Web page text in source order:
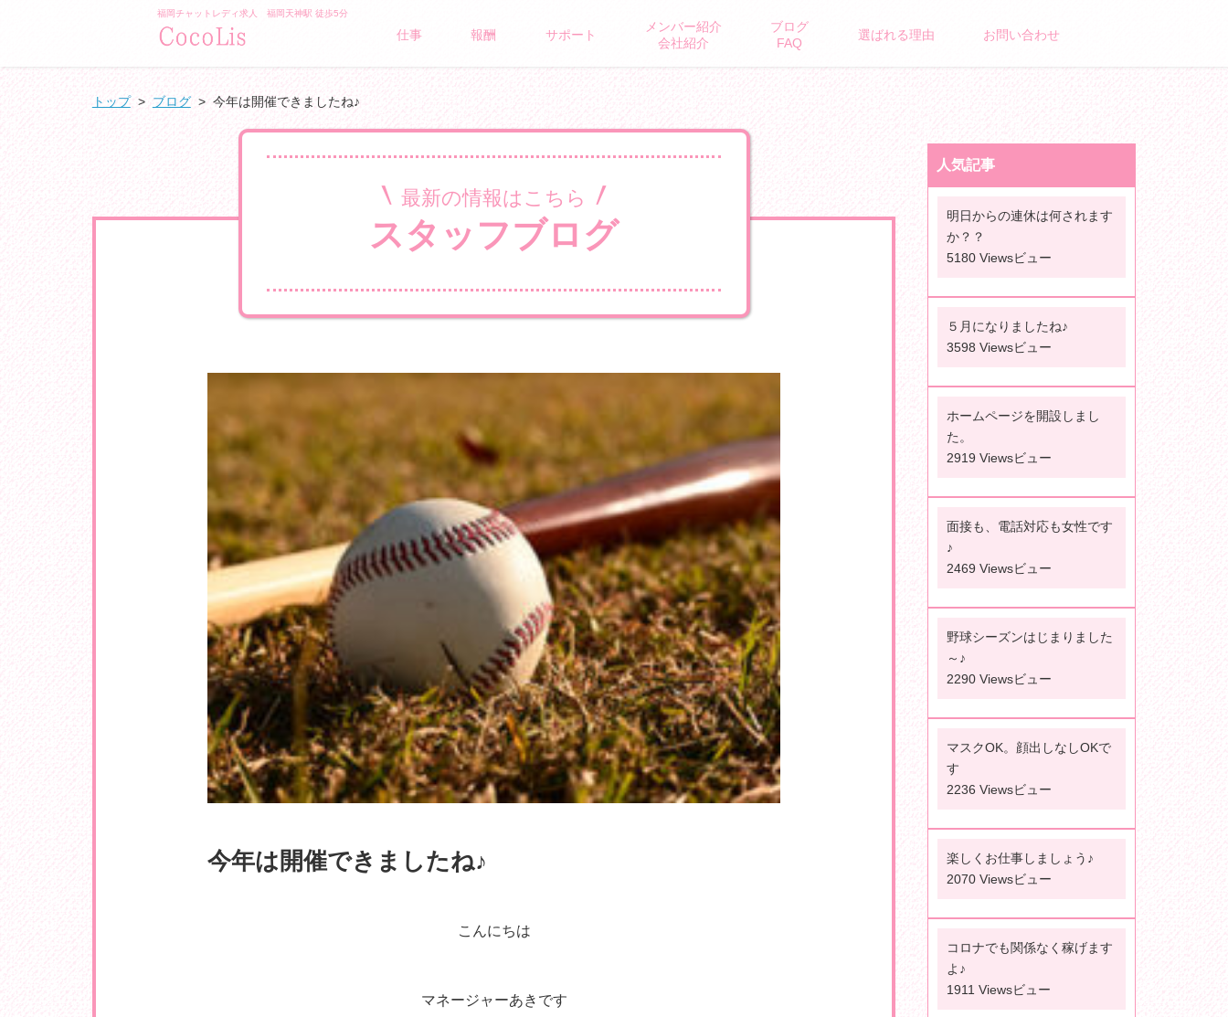
福岡チャットレディ求人 福岡天神駅 徒歩5分
/">GLAMOROUS BRAND
仕事 報酬 サポート
メンバー紹介
会社紹介
ブログ
FAQ
選ばれる理由 お問い合わせ
トップ> ブログ> 今年は開催できましたね♪
最新の情報はこちら
スタッフブログ
今年は開催できましたね♪
こんにちは
マネージャーあきです
人気記事
明日からの連休は何されます
か？？
5180 Viewsビュー
５月になりましたね♪
3598 Viewsビュー
ホームページを開設しまし
た。
2919 Viewsビュー
面接も、電話対応も女性です
♪
2469 Viewsビュー
野球シーズンはじまりました
～♪
2290 Viewsビュー
マスクOK。顔出しなしOKで
す
2236 Viewsビュー
楽しくお仕事しましょう♪
2070 Viewsビュー
コロナでも関係なく稼げます
よ♪
1911 Viewsビュー